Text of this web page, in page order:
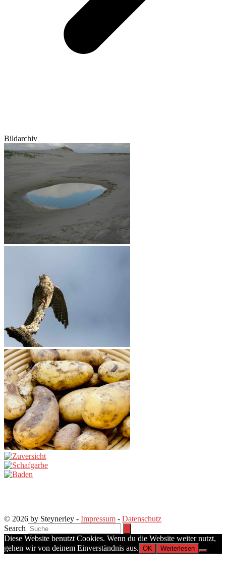
Bildarchiv
© 2026 by Steynerley - Impressum - Datenschutz
Search
Diese Website benutzt Cookies. Wenn du die Website weiter nutzt,
gehen wir von deinem Einverständnis aus. OK Weiterlesen